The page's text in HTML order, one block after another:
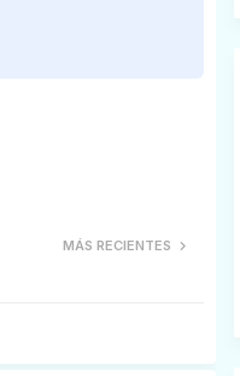
MÁS RECIENTES